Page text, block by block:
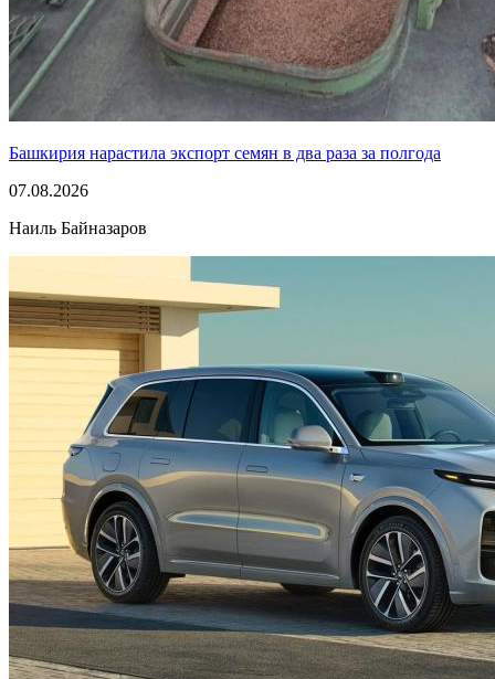
Башкирия нарастила экспорт семян в два раза за полгода
07.08.2026
Наиль Байназаров